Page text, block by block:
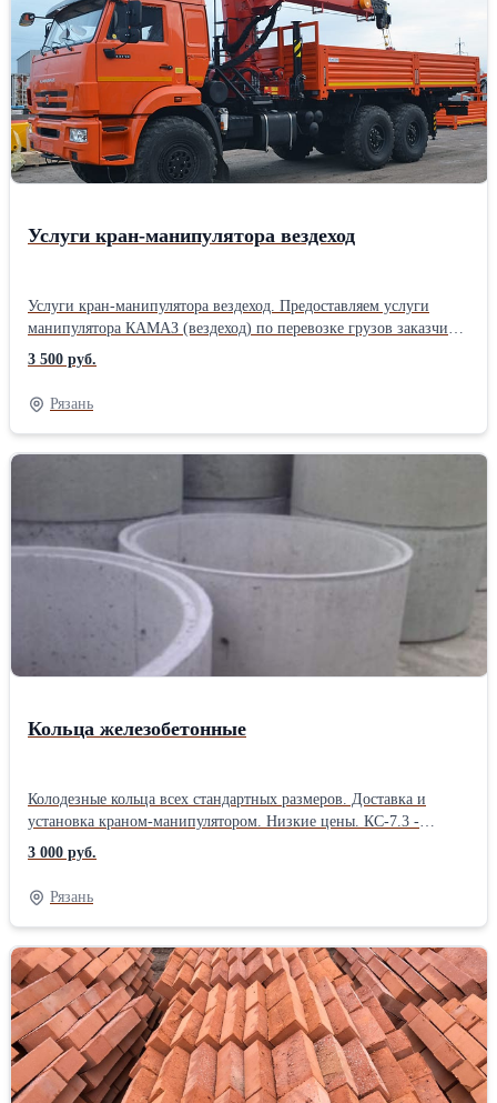
составляет 0,14 Вт&#x2F;(м·К), а утеплителя 0,03 Вт&#x2F;
(м·К). Газосиликатные блоки ГРАС рекомендованы как для
индивидуального жилого строительства, так и для
многоэтажного монолитно-каркасного строительства. Блоки
имеют отличные показатели теплопроводности, сохранения
тепла внутри здания.
Услуги кран-манипулятора вездеход
Услуги кран-манипулятора вездеход. Предоставляем услуги
манипулятора КАМАЗ (вездеход) по перевозке грузов заказчика
по Рязани и Рязанской области. Перевозим строительные
материалы, бытовки, оборудование. Ограничения составляет
только габариты груза: ширина - 2.5м, длинна - 6.5м, высота -
2.5м.
3 500 руб.
Рязань
Кольца железобетонные
Колодезные кольца всех стандартных размеров. Доставка и
установка краном-манипулятором. Низкие цены. КС-7.3 -
1700р., КС-10.9 – 3000 руб.; КС-15.9 – 5000 руб.;Тип: Кольцо
3 000 руб.
Рязань